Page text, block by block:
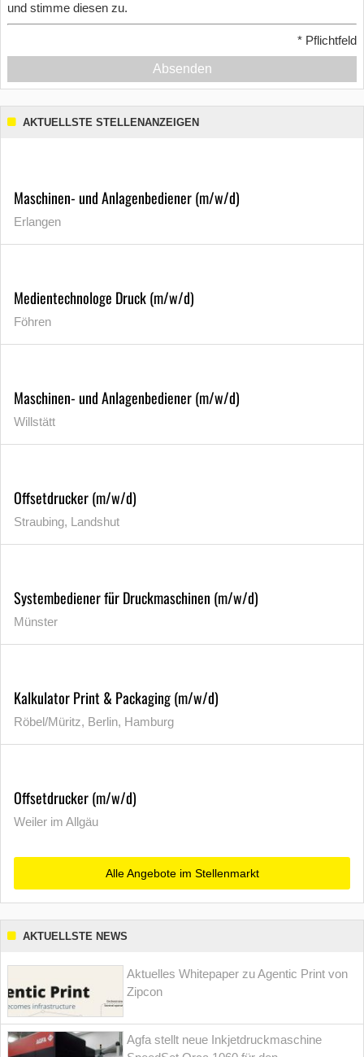
und stimme diesen zu.
* Pflichtfeld
Absenden
AKTUELLSTE STELLENANZEIGEN
Maschinen- und Anlagenbediener (m/w/d)
Erlangen
Medientechnologe Druck (m/w/d)
Föhren
Maschinen- und Anlagenbediener (m/w/d)
Willstätt
Offsetdrucker (m/w/d)
Straubing, Landshut
Systembediener für Druckmaschinen (m/w/d)
Münster
Kalkulator Print & Packaging (m/w/d)
Röbel/Müritz, Berlin, Hamburg
Offsetdrucker (m/w/d)
Weiler im Allgäu
Alle Angebote im Stellenmarkt
AKTUELLSTE NEWS
Aktuelles Whitepaper zu Agentic Print von
Zipcon
Agfa stellt neue Inkjetdruckmaschine